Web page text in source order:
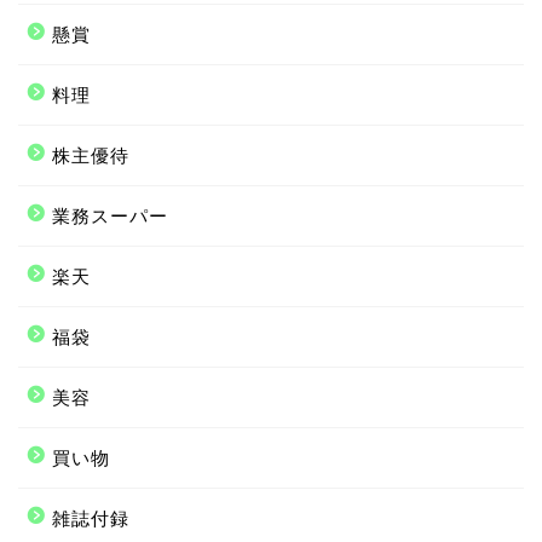
懸賞
料理
株主優待
業務スーパー
楽天
福袋
美容
買い物
雑誌付録